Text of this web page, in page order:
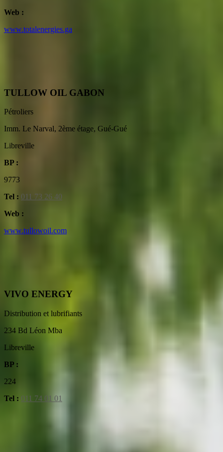
Web :
www.totalenergies.ga
TULLOW OIL GABON
Pétroliers
Imm. Le Narval, 2ème étage, Gué-Gué
Libreville
BP :
9773
Tel : 011 73 26 40
Web :
www.tullowoil.com
VIVO ENERGY
Distribution et lubrifiants
234 Bd Léon Mba
Libreville
BP :
224
Tel : 011 74 01 01